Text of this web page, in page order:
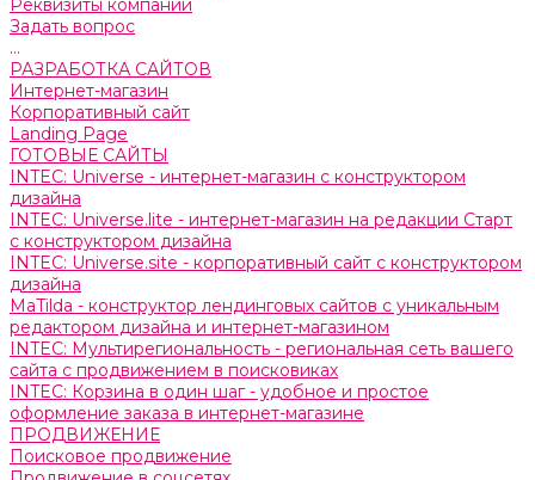
Реквизиты компании
Задать вопрос
...
РАЗРАБОТКА САЙТОВ
Интернет-магазин
Корпоративный сайт
Landing Page
ГОТОВЫЕ САЙТЫ
INTEC: Universe - интернет-магазин с конструктором
дизайна
INTEC: Universe.lite - интернет-магазин на редакции Старт
с конструктором дизайна
INTEC: Universe.site - корпоративный сайт с конструктором
дизайна
MaTilda - конструктор лендинговых сайтов с уникальным
редактором дизайна и интернет-магазином
INTEC: Мультирегиональность - региональная сеть вашего
сайта с продвижением в поисковиках
INTEC: Корзина в один шаг - удобное и простое
оформление заказа в интернет-магазине
ПРОДВИЖЕНИЕ
Поисковое продвижение